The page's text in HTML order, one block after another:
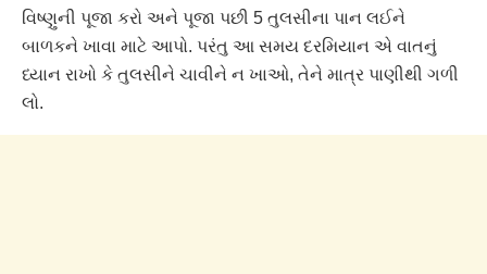
વિષ્ણુની પૂજા કરો અને પૂજા પછી 5 તુલસીના પાન લઈને
બાળકને ખાવા માટે આપો. પરંતુ આ સમય દરમિયાન એ વાતનું
ધ્યાન રાખો કે તુલસીને ચાવીને ન ખાઓ, તેને માત્ર પાણીથી ગળી
લો.